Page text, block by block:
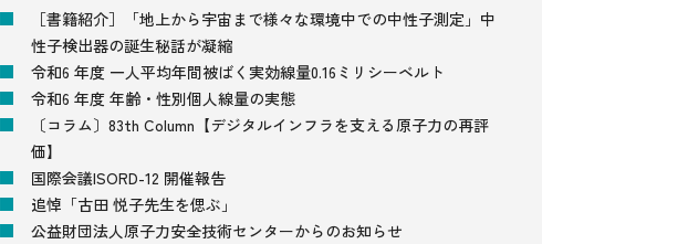
［書籍紹介］「地上から宇宙まで様々な環境中での中性子測定」中
性子検出器の誕生秘話が凝縮
令和6 年度 一人平均年間被ばく実効線量0.16ミリシーベルト
令和6 年度 年齢・性別個人線量の実態
〔コラム〕83th Column【デジタルインフラを支える原子力の再評
価】
国際会議ISORD-12 開催報告
追悼「古田 悦子先生を偲ぶ」
公益財団法人原子力安全技術センターからのお知らせ